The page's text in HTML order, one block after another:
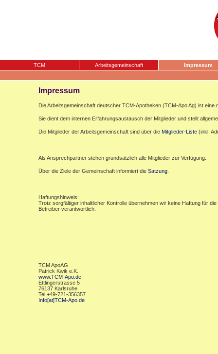
TCM Arbeitsgemeinschaft Impressum
Impressum
Die Arbeitsgemeinschaft deutscher TCM-Apotheken (TCM-Apo Ag) ist eine
Sie dient dem internen Erfahrungsaustausch der Mitglieder und stellt
Die Mitglieder der Arbeitsgemeinschaft sind über die Mitglieder-Liste (inkl.
Als Ansprechpartner stehen grundsätzlich alle Mitglieder zur Verfügung.
Über die Ziele der Gemeinschaft informiert die Satzung
Haftungshinweis:
Trotz sorgfältiger inhaltlicher Kontrolle übernehmen wir keine Haftung für
Betreiber verantwortlich.
TCM ApoAG
Patrick Kwik e.K.
www.TCM-Apo.de
Ettlingerstrasse 5
76137 Karlsruhe
Tel.+49-721-356357
Info[at]TCM-Apo.de